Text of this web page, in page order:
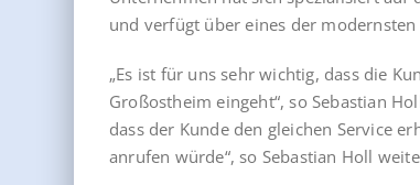
und verfügt über eines der
„Es ist für uns sehr wichtig, dass die
Großostheim eingeht“, so Sebastian
dass der Kunde den gleichen Service
anrufen würde“, so Sebastian Holl